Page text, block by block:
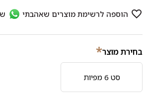
בחירת מוצר*
סט 6 מפיות